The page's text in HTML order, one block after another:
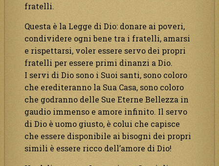
fratelli.
Questa è la Legge di Dio: donare ai poveri,
condividere ogni bene tra i fratelli, amarsi
e rispettarsi, voler essere servo dei propri
fratelli per essere primi dinanzi a Dio.
I servi di Dio sono i Suoi santi, sono coloro
che erediteranno la Sua Casa, sono coloro
che godranno delle Sue Eterne Bellezza in
gaudio immenso e amore infinito. Il servo
di Dio è uomo giusto, è colui che capisce
che essere disponibile ai bisogni dei propri
simili è essere ricco dell’amore di Dio!